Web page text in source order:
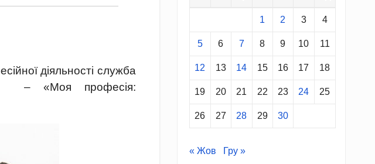
діяльності служба
– «Моя професія:
1 2 3 4
5 6 7 8 9 10 11
12 13 14 15 16 17 18
19 20 21 22 23 24 25
26 27 28 29 30
« Жов Гру »